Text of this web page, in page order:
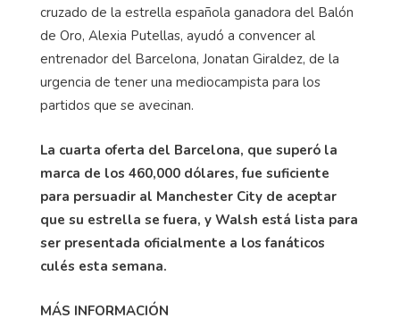
cruzado de la estrella española ganadora del Balón
de Oro, Alexia Putellas, ayudó a convencer al
entrenador del Barcelona, ​​Jonatan Giraldez, de la
urgencia de tener una mediocampista para los
partidos que se avecinan.
La cuarta oferta del Barcelona, ​​que superó la
marca de los 460,000 dólares, fue suficiente
para persuadir al Manchester City de aceptar
que su estrella se fuera, y Walsh está lista para
ser presentada oficialmente a los fanáticos
culés esta semana.
MÁS INFORMACIÓN